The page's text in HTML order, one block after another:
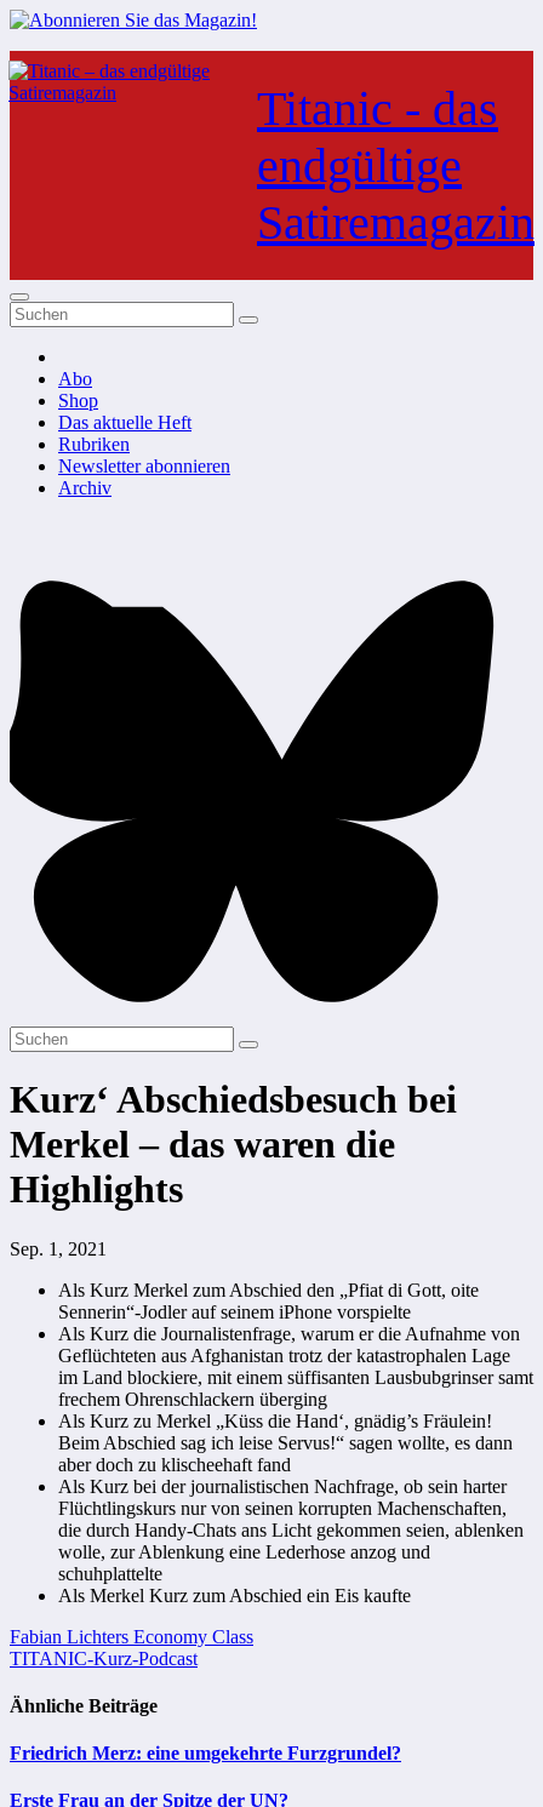
Zum
Inhalt
springen
Titanic - das
endgültige
Satiremagazin
Abo
Shop
Das aktuelle Heft
Rubriken
Newsletter abonnieren
Archiv
Kurz‘ Abschiedsbesuch bei
Merkel – das waren die
Highlights
Sep. 1, 2021
Als Kurz Merkel zum Abschied den „Pfiat di Gott, oite
Sennerin“-Jodler auf seinem iPhone vorspielte
Als Kurz die Journalistenfrage, warum er die Aufnahme von
Geflüchteten aus Afghanistan trotz der katastrophalen Lage
im Land blockiere, mit einem süffisanten Lausbubgrinser samt
frechem Ohrenschlackern überging
Als Kurz zu Merkel „Küss die Hand‘, gnädig’s Fräulein!
Beim Abschied sag ich leise Servus!“ sagen wollte, es dann
aber doch zu klischeehaft fand
Als Kurz bei der journalistischen Nachfrage, ob sein harter
Flüchtlingskurs nur von seinen korrupten Machenschaften,
die durch Handy-Chats ans Licht gekommen seien, ablenken
wolle, zur Ablenkung eine Lederhose anzog und
schuhplattelte
Als Merkel Kurz zum Abschied ein Eis kaufte
Beitragsnavigation
Fabian Lichters Economy Class
TITANIC-Kurz-Podcast
Ähnliche Beiträge
Friedrich Merz: eine umgekehrte Furzgrundel?
Erste Frau an der Spitze der UN?